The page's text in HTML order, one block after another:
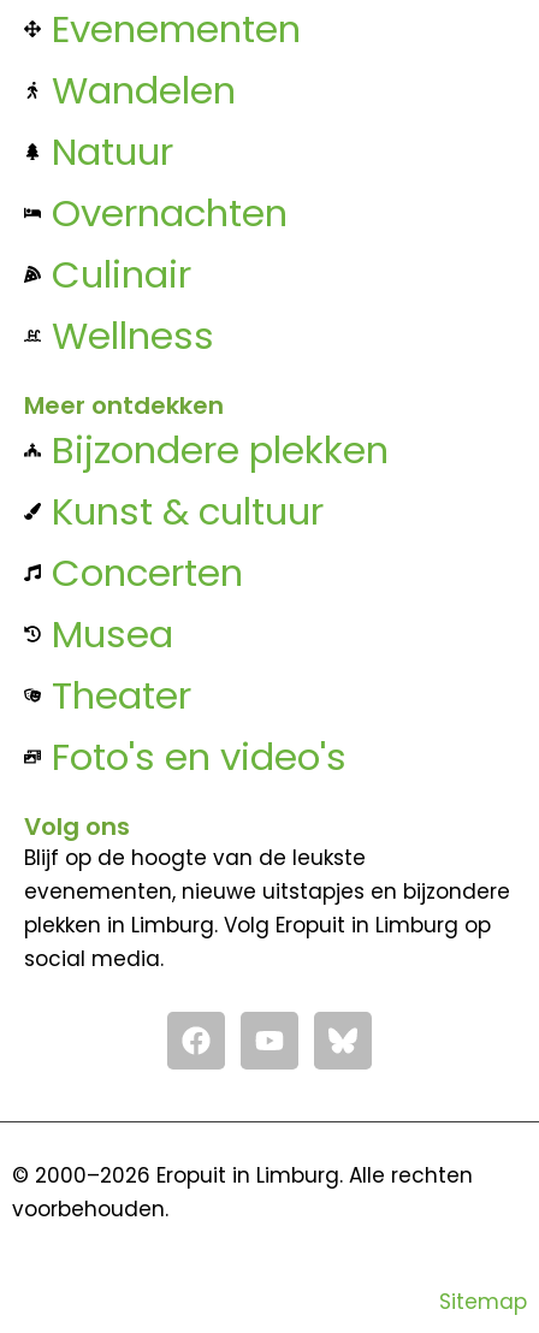
Evenementen
Wandelen
Natuur
Overnachten
Culinair
Wellness
Meer ontdekken
Bijzondere plekken
Kunst & cultuur
Concerten
Musea
Theater
Foto's en video's
Volg ons
Blijf op de hoogte van de leukste
evenementen, nieuwe uitstapjes en bijzondere
plekken in Limburg. Volg Eropuit in Limburg op
social media.
F
a
c
o
Y
o
u
b
© 2000–2026 Eropuit in Limburg. Alle rechten
voorbehouden.
Sitemap